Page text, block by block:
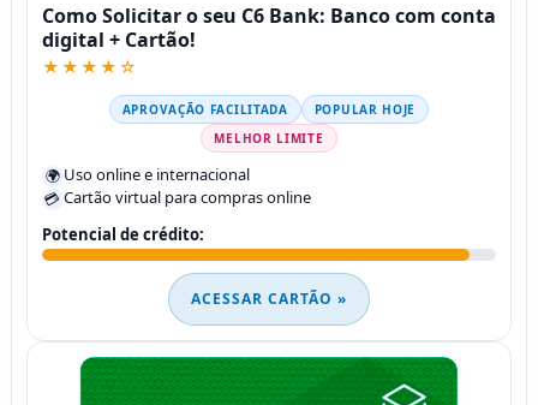
Como Solicitar o seu C6 Bank: Banco com conta
digital + Cartão!
★★★★☆
APROVAÇÃO FACILITADA
POPULAR HOJE
MELHOR LIMITE
🌍 Uso online e internacional
💳 Cartão virtual para compras online
Potencial de crédito:
ACESSAR CARTÃO »